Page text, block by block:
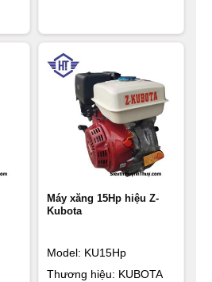
Máy xăng 15Hp hiệu Z-
Kubota
Model: KU15Hp
Thương hiệu: KUBOTA